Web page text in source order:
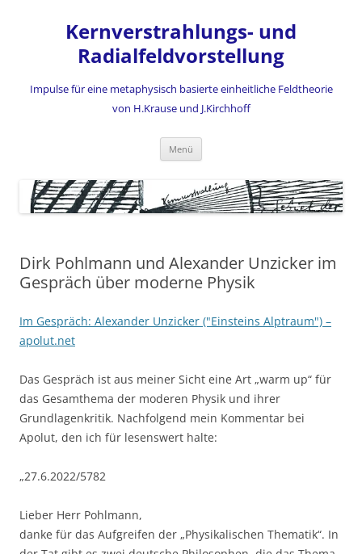
Kernverstrahlungs- und
Radialfeldvorstellung
Impulse für eine metaphysisch basierte einheitliche Feldtheorie
von H.Krause und J.Kirchhoff
Menü
Dirk Pohlmann und Alexander Unzicker im
Gespräch über moderne Physik
Im Gespräch: Alexander Unzicker ("Einsteins Alptraum") –
apolut.net
Das Gespräch ist aus meiner Sicht eine Art „warm up“ für
das Gesamthema der moderen Physik und ihrer
Grundlagenkritik. Nachfolgend mein Kommentar bei
Apolut, den ich für lesenswert halte:
„27.6.2022/5782
Lieber Herr Pohlmann,
danke für das Aufgreifen der „Physikalischen Thematik“. In